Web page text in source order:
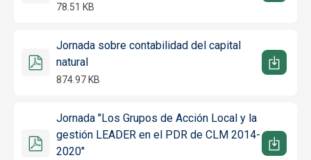
78.51 KB
Jornada sobre contabilidad del capital
natural
874.97 KB
Jornada "Los Grupos de Acción Local y la
gestión LEADER en el PDR de CLM 2014-
2020"